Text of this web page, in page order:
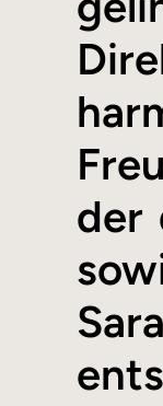
der